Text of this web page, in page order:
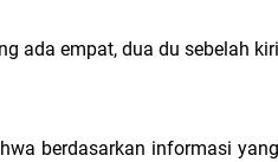
ada empat, dua du sebelah
berdasarkan informasi